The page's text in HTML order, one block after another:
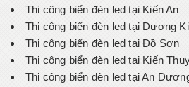
Thi công biển đèn led tại Kiến An
Thi công biển đèn led tại Dương
Thi công biển đèn led tại Đồ Sơn
Thi công biển đèn led tại Kiến
Thi công biển đèn led tại An